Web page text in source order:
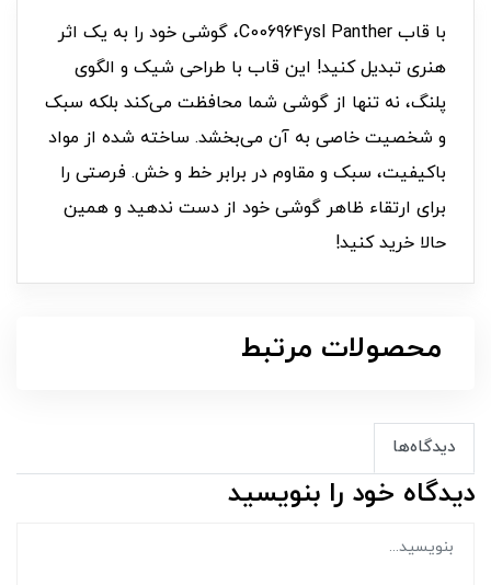
با قاب C006964ysl Panther، گوشی خود را به یک اثر
هنری تبدیل کنید! این قاب با طراحی شیک و الگوی
پلنگ، نه تنها از گوشی شما محافظت می‌کند بلکه سبک
و شخصیت خاصی به آن می‌بخشد. ساخته شده از مواد
باکیفیت، سبک و مقاوم در برابر خط و خش. فرصتی را
برای ارتقاء ظاهر گوشی خود از دست ندهید و همین
حالا خرید کنید!
محصولات مرتبط
دیدگاه‌ها
دیدگاه خود را بنویسید